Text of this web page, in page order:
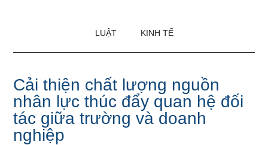
LUẬT KINH TẾ
Cải thiện chất lượng nguồn
nhân lực thúc đẩy quan hệ đối
tác giữa trường và doanh
nghiệp